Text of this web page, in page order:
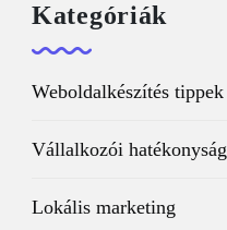
Kategóriák
Weboldalkészítés tippek
Vállalkozói hatékonyság
Lokális marketing